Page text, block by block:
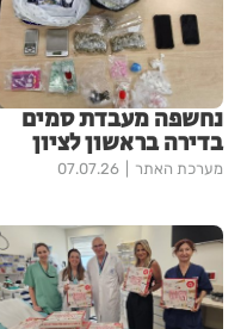
נחשפה מעבדת סמים
בדירה בראשון לציון
מערכת האתר 07.07.26